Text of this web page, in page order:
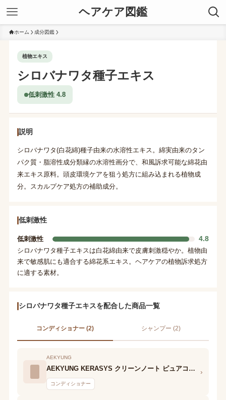
ヘアケア図鑑
ホーム 成分図鑑
植物エキス
シロバナワタ種子エキス
低刺激性 4.8
説明
シロバナワタ(白花綿)種子由来の水溶性エキス。綿実由来のタン
パク質・脂溶性成分類縁の水溶性画分で、和風訴求可能な綿花由
来エキス原料。頭皮環境ケアを狙う処方に組み込まれる植物成
分。スカルプケア処方の補助成分。
低刺激性
低刺激性 4.8
シロバナワタ種子エキスは白花綿由来で皮膚刺激穏やか。植物由
来で敏感肌にも適合する綿花系エキス。ヘアケアの植物訴求処方
に適する素材。
シロバナワタ種子エキスを配合した商品一覧
コンディショナー (2) シャンプー (2)
AEKYUNG
AEKYUNG KERASYS クリーンノート ピュアコットン トリートメント
コンディショナー
›